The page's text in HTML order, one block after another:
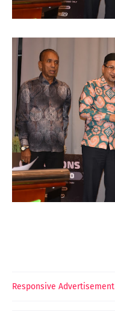
Responsive Advertisement